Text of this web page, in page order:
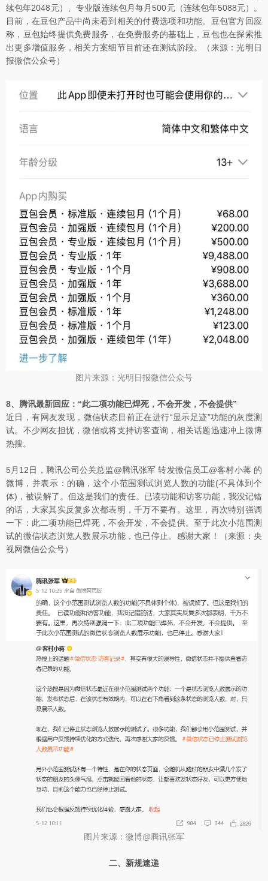
续包年2048元）、专业版连续包月每月500元（连续包年5088元）。
目前，在豆包产品中尚未看到相关的付费选项和功能。豆包官方回应
称，豆包始终提供免费服务，在免费服务的基础上，豆包也在探索推
出更多增值服务，相关方案细节目前还在测试阶段。（来源：光明日
报微信公众号）
图片来源：光明日报微信公众号
8、腾讯最新回应：“此二项功能已焊死，不会开发，不会提供”
近日，有网友发现，微信状态目前正在进行“显示足迹”功能的灰度测
试。不少网友担忧，微信或将支持访客查询，相关话题迅速冲上微博
热搜。
5月12日，腾讯公司公关总监@腾讯张军 转发微信员工@客村小蒋 的
微博，并表示：的确，这个小范围测试浏览人数的功能(不具体到个
体)，被误解了。但这是我们的责任。已读功能和访客功能，我没记错
的话，大家其实反复多次都表明，千万不要有。这里，再次特别强调
一下：此二项功能已焊死，不会开发，不会提供。至于此次小范围测
试的微信状态浏览人数展示功能，也已停止。感谢大家！（来源：央
视网微信公众号）
图片来源：微博@腾讯张军
二、新规速递